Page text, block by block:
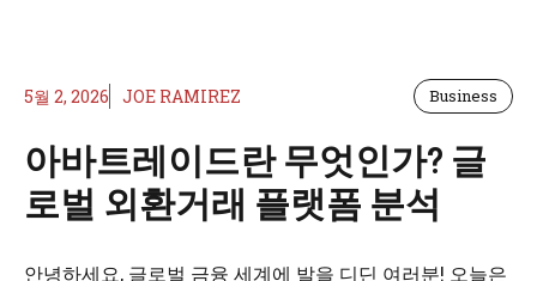
5월 2, 2026 JOE RAMIREZ Business
아바트레이드란 무엇인가? 글
로벌 외환거래 플랫폼 분석
안녕하세요, 글로벌 금융 세계에 발을 디딘 여러분! 오늘은